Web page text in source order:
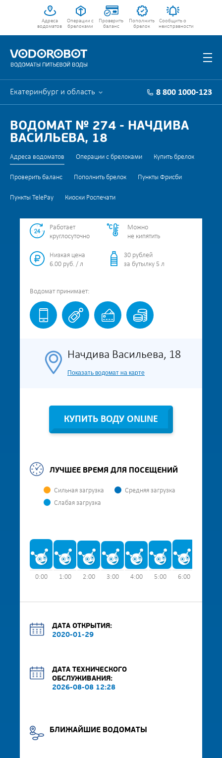
Адреса
водоматов
Операции с
брелоками
Проверить
баланс
Пополнить
брелок
Сообщить о
неисправности
Екатеринбург и область 8 800 1000-123
ВОДОМАТ № 274 - НАЧДИВА
ВАСИЛЬЕВА, 18
Адреса водоматов Операции с брелоками Купить брелок
Проверить баланс Пополнить брелок Пункты Фрисби
Пункты TelePay Киоски Роспечати
Работает
круглосуточно
Можно
не кипятить
Низкая цена
6.00 руб. / л
30 рублей
за бутылку 5 л
Водомат принимает:
Начдива Васильева, 18
Показать водомат на карте
КУПИТЬ ВОДУ ONLINE
ЛУЧШЕЕ ВРЕМЯ ДЛЯ ПОСЕЩЕНИЙ
Сильная загрузка
Средняя загрузка
Слабая загрузка
0:00 1:00 2:00 3:00 4:00 5:00 6:00
ДАТА ОТКРЫТИЯ:
2020-01-29
ДАТА ТЕХНИЧЕСКОГО
ОБСЛУЖИВАНИЯ:
2026-08-08 12:28
БЛИЖАЙШИЕ ВОДОМАТЫ